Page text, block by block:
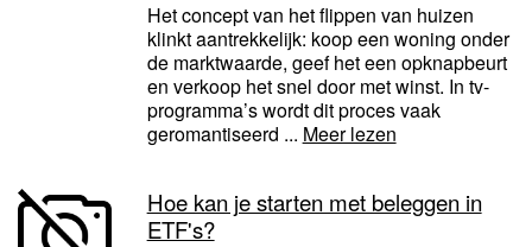
Het concept van het flippen van huizen
klinkt aantrekkelijk: koop een woning onder
de marktwaarde, geef het een opknapbeurt
en verkoop het snel door met winst. In tv-
programma’s wordt dit proces vaak
geromantiseerd ... Meer lezen
Hoe kan je starten met beleggen in
ETF's?